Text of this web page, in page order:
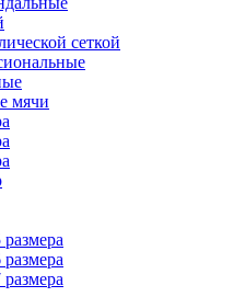
сеткой
мячи